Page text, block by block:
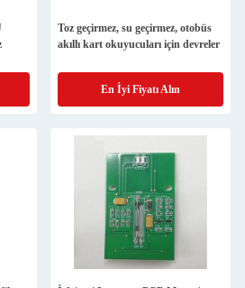
Toz geçirmez, su geçirmez, otobüs
akıllı kart okuyucuları için devreler
En İyi Fiyatı Alın